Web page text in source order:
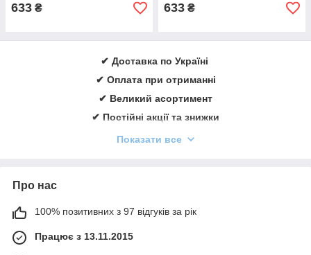
633 ₴ 633 ₴
✔ Доставка по Україні
✔ Оплата при отриманні
✔ Великий асортимент
✔ Постійні акції та знижки
✔ Консультації із лікування ран
Показати все
Про нас
100% позитивних з 97 відгуків за рік
Працює з 13.11.2015